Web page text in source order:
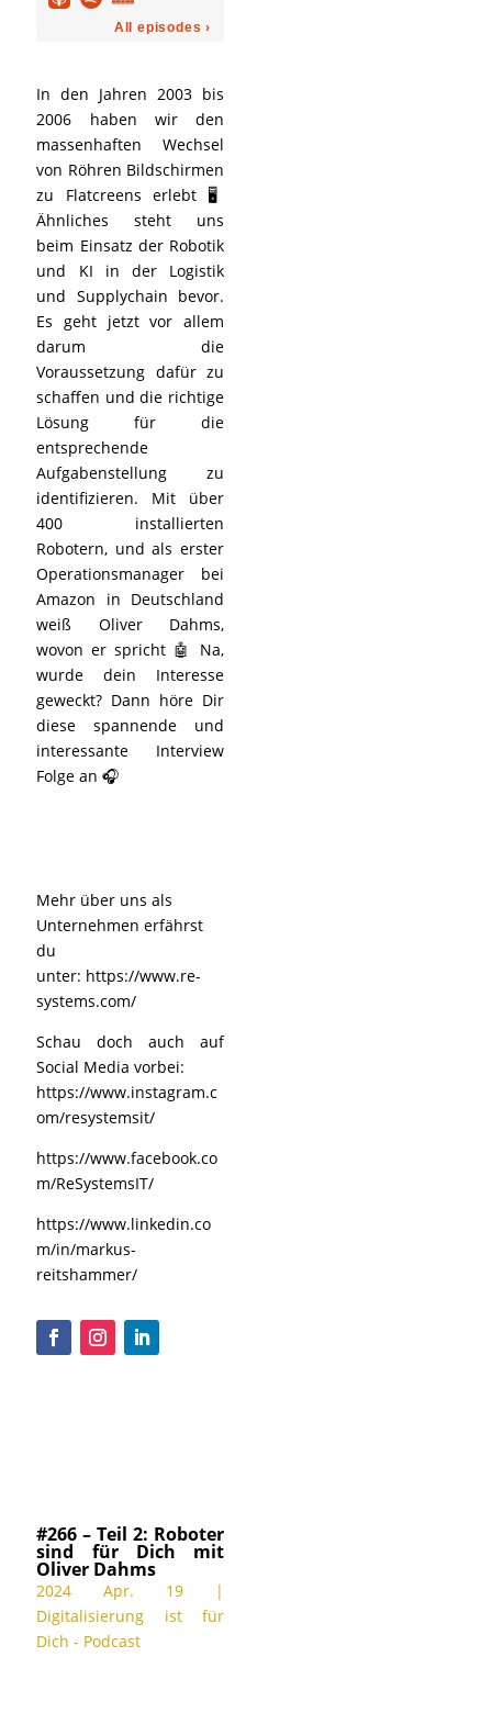
In den Jahren 2003 bis
2006 haben wir den
massenhaften Wechsel
von Röhren Bildschirmen
zu Flatcreens erlebt 🖥️
Ähnliches steht uns
beim Einsatz der Robotik
und KI in der Logistik
und Supplychain bevor.
Es geht jetzt vor allem
darum die
Voraussetzung dafür zu
schaffen und die richtige
Lösung für die
entsprechende
Aufgabenstellung zu
identifizieren. Mit über
400 installierten
Robotern, und als erster
Operationsmanager bei
Amazon in Deutschland
weiß Oliver Dahms,
wovon er spricht 🤖 Na,
wurde dein Interesse
geweckt? Dann höre Dir
diese spannende und
interessante Interview
Folge an 🎧
Mehr über uns als
Unternehmen erfährst
du
unter: https://www.re-
systems.com/
Schau doch auch auf
Social Media vorbei:
https://www.instagram.c
om/resystemsit/
https://www.facebook.co
m/ReSystemsIT/
https://www.linkedin.co
m/in/markus-
reitshammer/
#266 – Teil 2: Roboter
sind für Dich mit
Oliver Dahms
2024 Apr. 19 |
Digitalisierung ist für
Dich - Podcast